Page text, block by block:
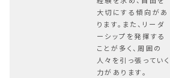
大切にする傾向があ
ります。また、リーダ
ーシップを発揮する
ことが多く、周囲の
人々を引っ張っていく
力があります。